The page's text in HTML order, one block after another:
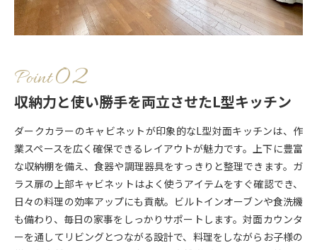
Point
収納力と使い勝手を両立させたL型キッチン
ダークカラーのキャビネットが印象的なL型対面キッチンは、作
業スペースを広く確保できるレイアウトが魅力です。上下に豊富
な収納棚を備え、食器や調理器具をすっきりと整理できます。ガ
ラス扉の上部キャビネットはよく使うアイテムをすぐ確認でき、
日々の料理の効率アップにも貢献。ビルトインオーブンや食洗機
も備わり、毎日の家事をしっかりサポートします。対面カウンタ
ーを通してリビングとつながる設計で、料理をしながらお子様の